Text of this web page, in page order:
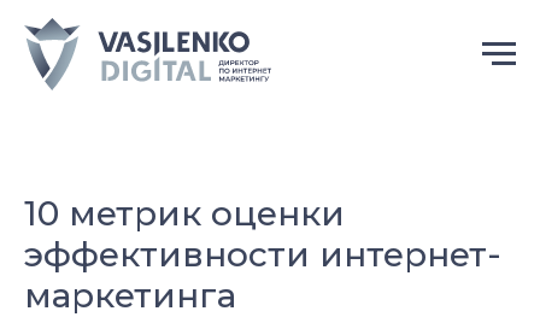
10 метрик оценки
эффективности интернет-
маркетинга